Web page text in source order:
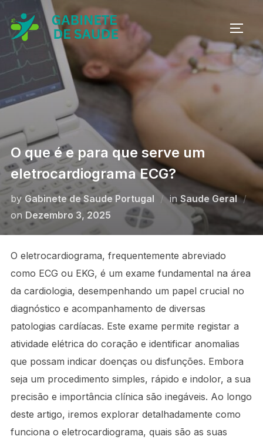
content
O que é e para que serve um
eletrocardiograma ECG?
by Gabinete de Saude Portugal in Saude Geral
on Posted
Dezembro 3, 2025
O eletrocardiograma, frequentemente abreviado
como ECG ou EKG, é um exame fundamental na área
da cardiologia, desempenhando um papel crucial no
diagnóstico e acompanhamento de diversas
patologias cardíacas. Este exame permite registar a
atividade elétrica do coração e identificar anomalias
que possam indicar doenças ou disfunções. Embora
seja um procedimento simples, rápido e indolor, a sua
precisão e importância clínica são inegáveis. Ao longo
deste artigo, iremos explorar detalhadamente como
funciona o eletrocardiograma, quais são as suas